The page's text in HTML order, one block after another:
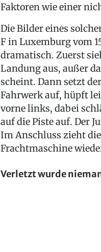
Faktoren wie einer
Die Bilder eines
F in Luxemburg vom
dramatisch. Zuerst
Landung aus, außer
scheint. Dann setzt
Fahrwerk auf, hüpft
vorne links, dabei
auf die Piste auf. Der
Im Anschluss zieht
Frachtmaschine
Verletzt wurde